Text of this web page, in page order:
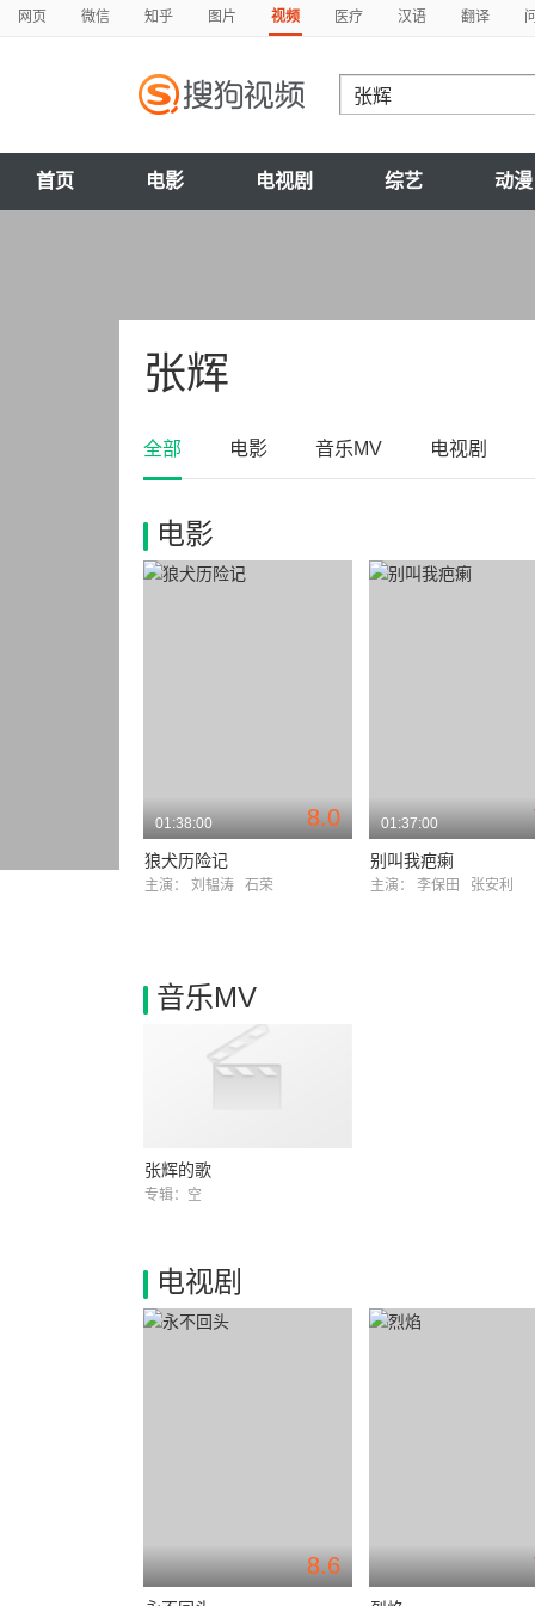
网页 微信 知乎 图片 视频 医疗 汉语 翻译
首页 电影 电视剧 综艺 动漫
张辉
全部 电影 音乐MV 电视剧
电影
8.0
01:38:00
狼犬历险记
主演： 刘韫涛 石荣
01:37:00
别叫我疤瘌
主演： 李保田 张安利
音乐MV
张辉的歌
专辑：空
电视剧
8.6